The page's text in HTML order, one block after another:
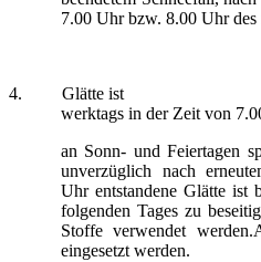
7.00 Uhr bzw. 8.00 Uhr des
4.
Glätte ist
werktags in der Zeit von
an Sonn- und Feiertagen
unverzüglich nach
Uhr entstandene Glätte
folgenden Tages zu
Stoffe verwendet
eingesetzt werden.